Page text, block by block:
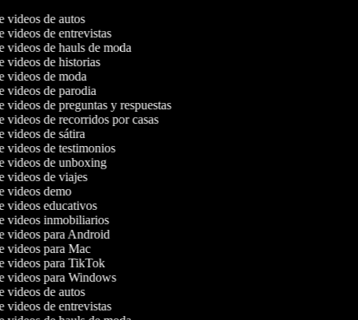
videos de autos
videos de entrevistas
videos de hauls de moda
videos de historias
videos de moda
videos de parodia
videos de preguntas y respuestas
videos de recorridos por casas
videos de sátira
videos de testimonios
videos de unboxing
videos de viajes
videos demo
videos educativos
videos inmobiliarios
videos para Android
videos para Mac
videos para TikTok
videos para Windows
videos de autos
videos de entrevistas